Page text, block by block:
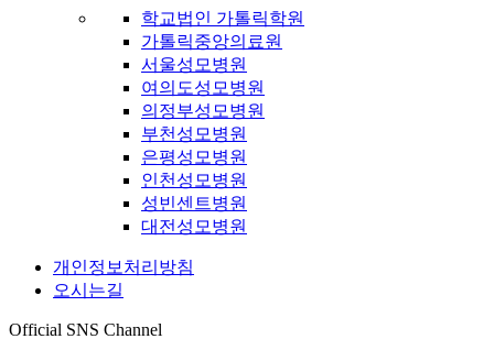
학교법인 가톨릭학원
가톨릭중앙의료원
서울성모병원
여의도성모병원
의정부성모병원
부천성모병원
은평성모병원
인천성모병원
성빈센트병원
대전성모병원
개인정보처리방침
오시는길
Official SNS Channel